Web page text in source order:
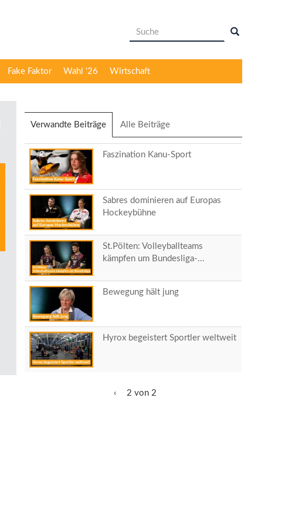
Suchformular
Fake Faktor Wahl '26 Wirtschaft
Verwandte Beiträge (aktiver
Reiter)
Alle Beiträge
Faszination Kanu-Sport
Sabres dominieren auf Europas
Hockeybühne
St.Pölten: Volleyballteams
kämpfen um Bundesliga-...
Bewegung hält jung
Hyrox begeistert Sportler weltweit
‹ 2 von 2